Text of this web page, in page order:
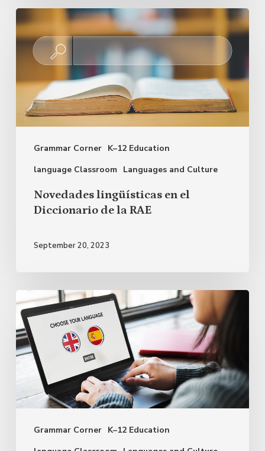
Grammar Corner K–12 Education
language Classroom Languages and Culture
Novedades
lingüísticas
Diccionario
de
la
Novedades lingüísticas en el
Diccionario de la RAE
September 20, 2023
Grammar Corner K–12 Education
La
presencia
de
los
anglicismos
el
español